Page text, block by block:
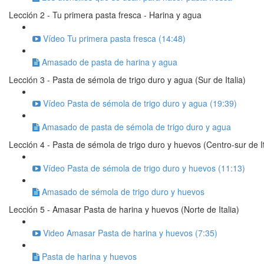
Lección 2 - Tu primera pasta fresca - Harina y agua
Vídeo Tu primera pasta fresca (14:48)
Amasado de pasta de harina y agua
Lección 3 - Pasta de sémola de trigo duro y agua (Sur de Italia)
Vídeo Pasta de sémola de trigo duro y agua (19:39)
Amasado de pasta de sémola de trigo duro y agua
Lección 4 - Pasta de sémola de trigo duro y huevos (Centro-sur de
Vídeo Pasta de sémola de trigo duro y huevos (11:13)
Amasado de sémola de trigo duro y huevos
Lección 5 - Amasar Pasta de harina y huevos (Norte de Italia)
Video Amasar Pasta de harina y huevos (7:35)
Pasta de harina y huevos